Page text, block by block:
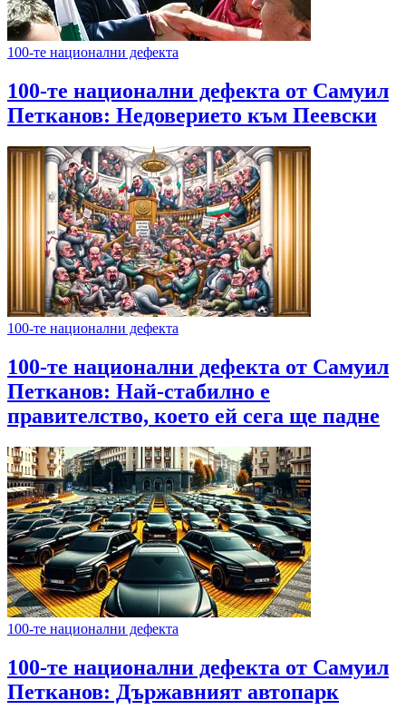
100-те национални дефекта
100-те национални дефекта от Самуил
Петканов: Недоверието към Пеевски
100-те национални дефекта
100-те национални дефекта от Самуил
Петканов: Най-стабилно е
правителство, което ей сега ще падне
100-те национални дефекта
100-те национални дефекта от Самуил
Петканов: Държавният автопарк